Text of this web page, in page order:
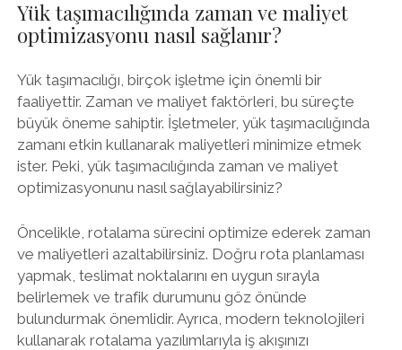
Yük taşımacılığında zaman ve maliyet
optimizasyonu nasıl sağlanır?
Yük taşımacılığı, birçok işletme için önemli bir
faaliyettir. Zaman ve maliyet faktörleri, bu süreçte
büyük öneme sahiptir. İşletmeler, yük taşımacılığında
zamanı etkin kullanarak maliyetleri minimize etmek
ister. Peki, yük taşımacılığında zaman ve maliyet
optimizasyonunu nasıl sağlayabilirsiniz?
Öncelikle, rotalama sürecini optimize ederek zaman
ve maliyetleri azaltabilirsiniz. Doğru rota planlaması
yapmak, teslimat noktalarını en uygun sırayla
belirlemek ve trafik durumunu göz önünde
bulundurmak önemlidir. Ayrıca, modern teknolojileri
kullanarak rotalama yazılımlarıyla iş akışınızı